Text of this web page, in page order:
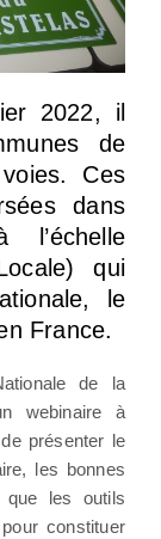
2022, il
de
Ces
dans
qui
le
France.
de la
webinaire à
présenter le
les bonnes
que les outils
constituer